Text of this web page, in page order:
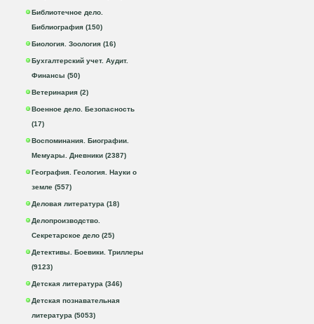
Библиотечное дело.
Библиография (150)
Биология. Зоология (16)
Бухгалтерский учет. Аудит.
Финансы (50)
Ветеринария (2)
Военное дело. Безопасность
(17)
Воспоминания. Биографии.
Мемуары. Дневники (2387)
География. Геология. Науки о
земле (557)
Деловая литература (18)
Делопроизводство.
Секретарское дело (25)
Детективы. Боевики. Триллеры
(9123)
Детская литература (346)
Детская познавательная
литература (5053)